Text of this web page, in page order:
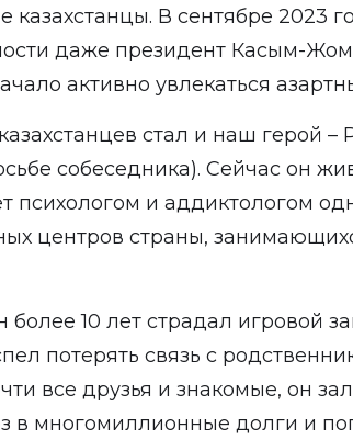
казахстанцы. В сентябре 2023
даже президент Касым-
активно увлекаться
стал и наш герой –
собеседника). Сейчас он
психологом и аддиктологом
центров страны,
10 лет страдал игровой
потерять связь с
все друзья и знакомые, он
в многомиллионные долги и